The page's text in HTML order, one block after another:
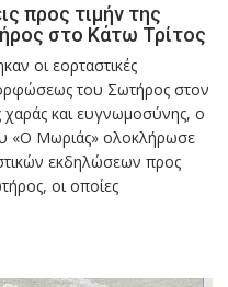
προς τιμήν της
στο Κάτω Τρίτος
οι εορταστικές
του Σωτήρος στον
χαράς και ευγνωμοσύνης, ο
«Ο Μωριάς» ολοκλήρωσε
εκδηλώσεων προς
οι οποίες